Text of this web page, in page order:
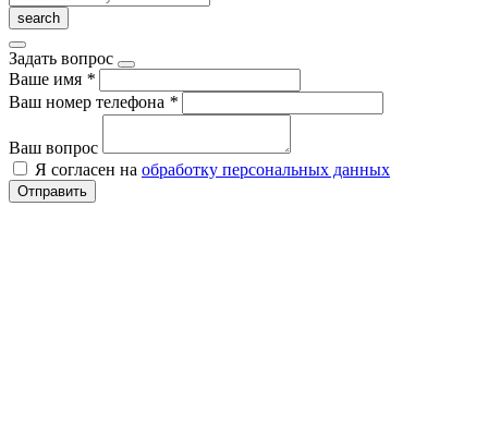
Задать вопрос
Ваше имя *
Ваш номер телефона *
Ваш вопрос
Я согласен на обработку персональных данных
Отправить